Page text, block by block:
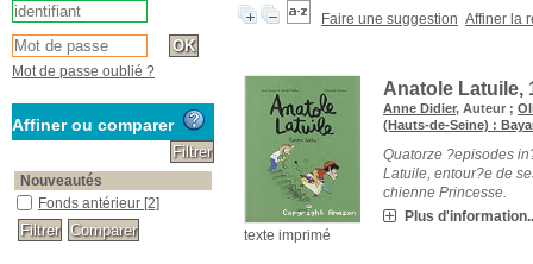
Faire une suggestion Affiner la
texte imprimé
Anatole Latuile,
Anne Didier, Auteur ;
(Hauts-de-Seine) :
Quatorze ?episodes
Latuile, entour?e de
chienne Princesse.
Plus
Mot de passe oublié ?
Affiner ou comparer
Nouveautés
Fonds antérieur [2]